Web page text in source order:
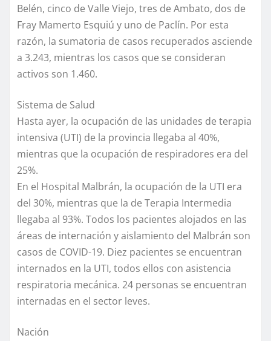
Belén, cinco de Valle Viejo, tres de Ambato, dos de
Fray Mamerto Esquiú y uno de Paclín. Por esta
razón, la sumatoria de casos recuperados asciende
a 3.243, mientras los casos que se consideran
activos son 1.460.
Sistema de Salud
Hasta ayer, la ocupación de las unidades de terapia
intensiva (UTI) de la provincia llegaba al 40%,
mientras que la ocupación de respiradores era del
25%.
En el Hospital Malbrán, la ocupación de la UTI era
del 30%, mientras que la de Terapia Intermedia
llegaba al 93%. Todos los pacientes alojados en las
áreas de internación y aislamiento del Malbrán son
casos de COVID-19. Diez pacientes se encuentran
internados en la UTI, todos ellos con asistencia
respiratoria mecánica. 24 personas se encuentran
internadas en el sector leves.
Nación